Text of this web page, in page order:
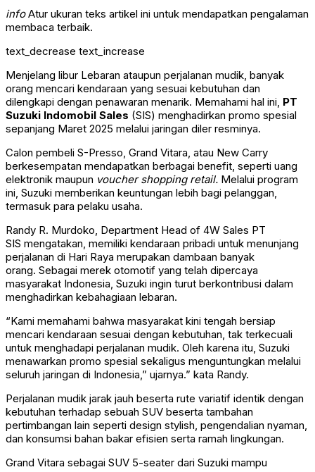
infoAtur ukuran teks artikel ini untuk mendapatkan pengalaman
membaca terbaik.
text_decrease text_increase
Menjelang libur Lebaran ataupun perjalanan mudik, banyak
orang mencari kendaraan yang sesuai kebutuhan dan
dilengkapi dengan penawaran menarik. Memahami hal ini, PT
Suzuki Indomobil Sales (SIS) menghadirkan promo spesial
sepanjang Maret 2025 melalui jaringan diler resminya.
Calon pembeli S-Presso, Grand Vitara, atau New Carry
berkesempatan mendapatkan berbagai benefit, seperti uang
elektronik maupun voucher shopping retail. Melalui program
ini, Suzuki memberikan keuntungan lebih bagi pelanggan,
termasuk para pelaku usaha.
Randy R. Murdoko, Department Head of 4W Sales PT
SIS mengatakan, memiliki kendaraan pribadi untuk menunjang
perjalanan di Hari Raya merupakan dambaan banyak
orang. Sebagai merek otomotif yang telah dipercaya
masyarakat Indonesia, Suzuki ingin turut berkontribusi dalam
menghadirkan kebahagiaan lebaran.
“Kami memahami bahwa masyarakat kini tengah bersiap
mencari kendaraan sesuai dengan kebutuhan, tak terkecuali
untuk menghadapi perjalanan mudik. Oleh karena itu, Suzuki
menawarkan promo spesial sekaligus menguntungkan melalui
seluruh jaringan di Indonesia,” ujarnya.” kata Randy.
Perjalanan mudik jarak jauh beserta rute variatif identik dengan
kebutuhan terhadap sebuah SUV beserta tambahan
pertimbangan lain seperti design stylish, pengendalian nyaman,
dan konsumsi bahan bakar efisien serta ramah lingkungan.
Grand Vitara sebagai SUV 5-seater dari Suzuki mampu